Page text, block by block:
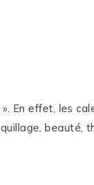
En effet, les